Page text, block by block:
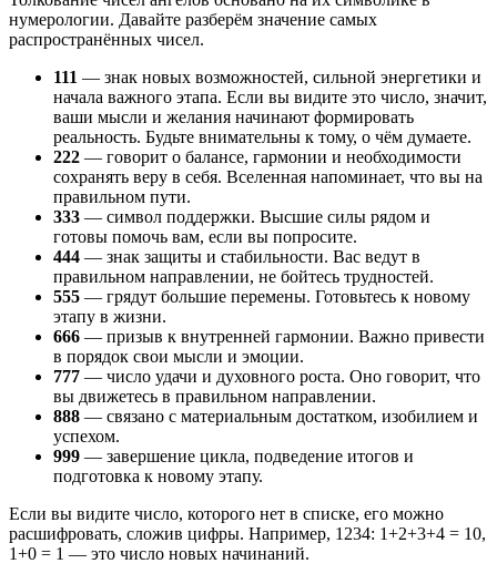
нумерологии. Давайте разберём значение самых
распространённых чисел.
111 — знак новых возможностей, сильной энергетики и
начала важного этапа. Если вы видите это число, значит,
ваши мысли и желания начинают формировать
реальность. Будьте внимательны к тому, о чём думаете.
222 — говорит о балансе, гармонии и необходимости
сохранять веру в себя. Вселенная напоминает, что вы на
правильном пути.
333 — символ поддержки. Высшие силы рядом и
готовы помочь вам, если вы попросите.
444 — знак защиты и стабильности. Вас ведут в
правильном направлении, не бойтесь трудностей.
555 — грядут большие перемены. Готовьтесь к новому
этапу в жизни.
666 — призыв к внутренней гармонии. Важно привести
в порядок свои мысли и эмоции.
777 — число удачи и духовного роста. Оно говорит, что
вы движетесь в правильном направлении.
888 — связано с материальным достатком, изобилием и
успехом.
999 — завершение цикла, подведение итогов и
подготовка к новому этапу.
Если вы видите число, которого нет в списке, его можно
расшифровать, сложив цифры. Например, 1234: 1+2+3+4 = 10,
1+0 = 1 — это число новых начинаний.